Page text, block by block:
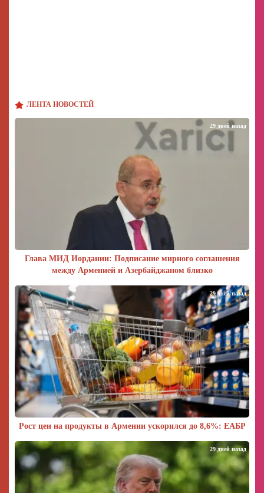
ЛЕНТА НОВОСТЕЙ
Глава МИД Иордании: Подписание мирного соглашения
между Арменией и Азербайджаном близко
29 дней назад
Рост цен на продукты в Армении ускорился до 8,6%: ЕАБР
29 дней назад
29 дней назад